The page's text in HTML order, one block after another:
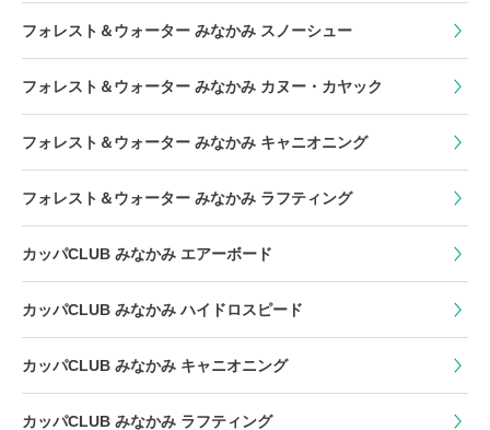
フォレスト＆ウォーター みなかみ スノーシュー
フォレスト＆ウォーター みなかみ カヌー・カヤック
フォレスト＆ウォーター みなかみ キャニオニング
フォレスト＆ウォーター みなかみ ラフティング
カッパCLUB みなかみ エアーボード
カッパCLUB みなかみ ハイドロスピード
カッパCLUB みなかみ キャニオニング
カッパCLUB みなかみ ラフティング